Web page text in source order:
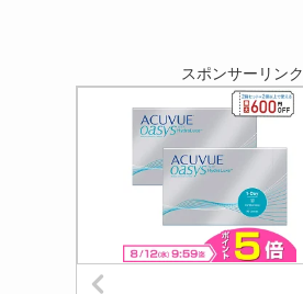
スポンサーリンク